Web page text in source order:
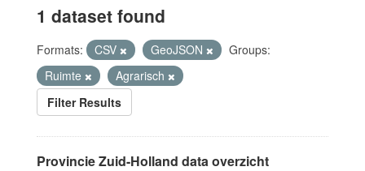
1 dataset found
Formats: CSV GeoJSON
Groups:
Ruimte
Agrarisch
Filter Results
Provincie Zuid-Holland data overzicht